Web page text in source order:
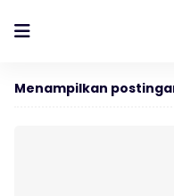
Menampilkan